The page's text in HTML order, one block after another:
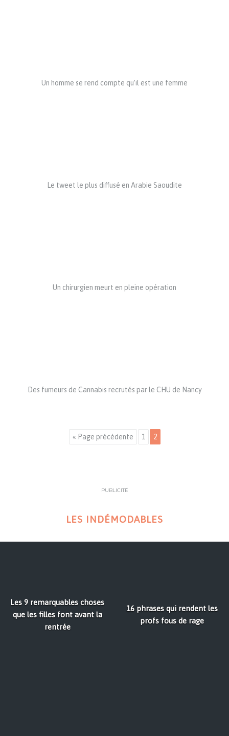
Un homme se rend compte qu’il est une femme
Le tweet le plus diffusé en Arabie Saoudite
Un chirurgien meurt en pleine opération
Des fumeurs de Cannabis recrutés par le CHU de Nancy
« Page précédente 1 2
PUBLICITÉ
LES INDÉMODABLES
Les 9 remarquables choses
que les filles font avant la
rentrée
16 phrases qui rendent les
profs fous de rage